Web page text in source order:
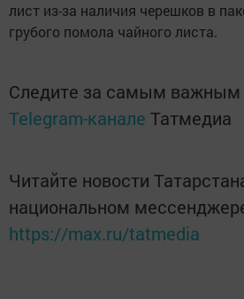
лист из-за наличия черешков в
грубого помола чайного листа.
Следите за самым важным
Telegram-канале Татмедиа
Читайте новости
национальном
https://max.ru/tatmedia